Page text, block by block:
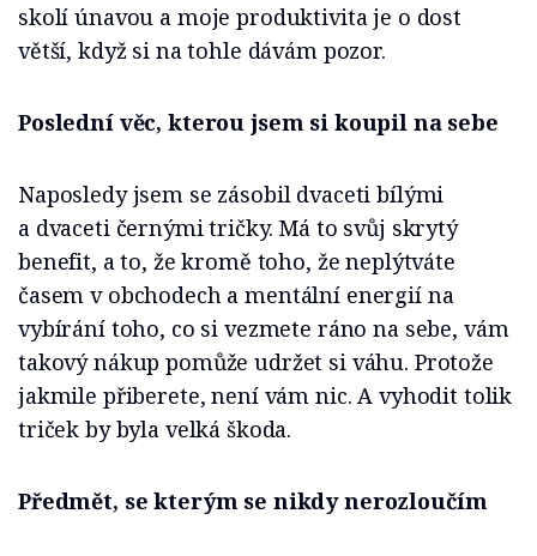
skolí únavou a moje produktivita je o dost
větší, když si na tohle dávám pozor.
Poslední věc, kterou jsem si koupil na sebe
Naposledy jsem se zásobil dvaceti bílými
a dvaceti černými tričky. Má to svůj skrytý
benefit, a to, že kromě toho, že neplýtváte
časem v obchodech a mentální energií na
vybírání toho, co si vezmete ráno na sebe, vám
takový nákup pomůže udržet si váhu. Protože
jakmile přiberete, není vám nic. A vyhodit tolik
triček by byla velká škoda.
Předmět, se kterým se nikdy nerozloučím